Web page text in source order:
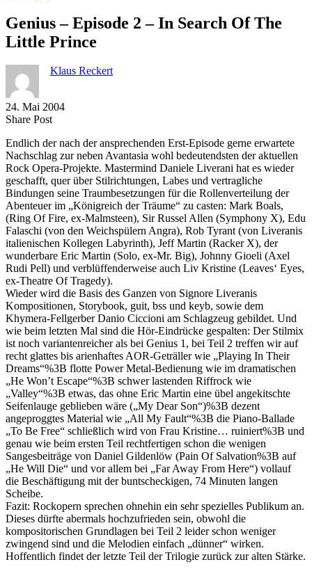
Genius – Episode 2 – In Search Of The
Little Prince
Klaus Reckert
24. Mai 2004
Share PostShare
Facebook
Copy
to
clipboard
Send
via
eMail
Endlich der nach der ansprechenden Erst-Episode gerne erwartete
Nachschlag zur neben Avantasia wohl bedeutendsten der aktuellen
Rock Opera-Projekte. Mastermind Daniele Liverani hat es wieder
geschafft, quer über Stilrichtungen, Labes und vertragliche
Bindungen seine Traumbesetzungen für die Rollenverteilung der
Abenteuer im „Königreich der Träume“ zu casten: Mark Boals,
(Ring Of Fire, ex-Malmsteen), Sir Russel Allen (Symphony X), Edu
Falaschi (von den Weichspülern Angra), Rob Tyrant (von Liveranis
italienischen Kollegen Labyrinth), Jeff Martin (Racker X), der
wunderbare Eric Martin (Solo, ex-Mr. Big), Johnny Gioeli (Axel
Rudi Pell) und verblüffenderweise auch Liv Kristine (Leaves‘ Eyes,
ex-Theatre Of Tragedy).
Wieder wird die Basis des Ganzen von Signore Liveranis
Kompositionen, Storybook, guit, bss und keyb, sowie dem
Khymera-Fellgerber Danio Ciccioni am Schlagzeug gebildet. Und
wie beim letzten Mal sind die Hör-Eindrücke gespalten: Der Stilmix
ist noch variantenreicher als bei Genius 1, bei Teil 2 treffen wir auf
recht glattes bis arienhaftes AOR-Geträller wie „Playing In Their
Dreams“%3B flotte Power Metal-Bedienung wie im dramatischen
„He Won’t Escape“%3B schwer lastenden Riffrock wie
„Valley“%3B etwas, das ohne Eric Martin eine übel angekitschte
Seifenlauge geblieben wäre („My Dear Son“)%3B dezent
angeproggtes Material wie „All My Fault“%3B die Piano-Ballade
„To Be Free“ schließlich wird von Frau Kristine… ruiniert%3B und
genau wie beim ersten Teil rechtfertigen schon die wenigen
Sangesbeiträge von Daniel Gildenlöw (Pain Of Salvation%3B auf
„He Will Die“ und vor allem bei „Far Away From Here“) vollauf
die Beschäftigung mit der buntscheckigen, 74 Minuten langen
Scheibe.
Fazit: Rockopern sprechen ohnehin ein sehr spezielles Publikum an.
Dieses dürfte abermals hochzufrieden sein, obwohl die
kompositorischen Grundlagen bei Teil 2 leider schon weniger
zwingend sind und die Melodien einfach „dünner“ wirken.
Hoffentlich findet der letzte Teil der Trilogie zurück zur alten Stärke.